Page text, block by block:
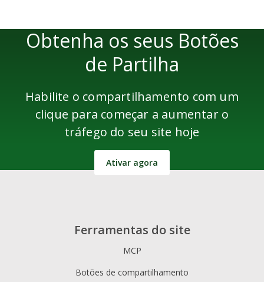
Obtenha os seus Botões
de Partilha
Habilite o compartilhamento com um
clique para começar a aumentar o
tráfego do seu site hoje
Ativar agora
Ferramentas do site
MCP
Botões de compartilhamento